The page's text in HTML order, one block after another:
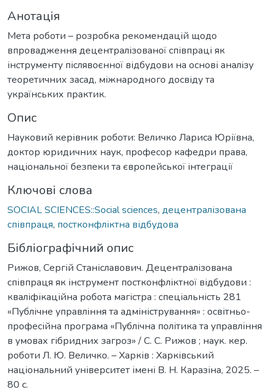
Анотація
Мета роботи – розробка рекомендацій щодо
впровадження децентралізованої співпраці як
інструменту післявоєнної відбудови на основі аналізу
теоретичних засад, міжнародного досвіду та
українських практик.
Опис
Науковий керівник роботи: Величко Лариса Юріївна,
доктор юридичних наук, професор кафедри права,
національної безпеки та європейської інтеграції
Ключові слова
SOCIAL SCIENCES::Social sciences, децентралізована
співпраця, постконфліктна відбудова
Бібліографічний опис
Рижов, Сергій Станіславович. Децентралізована
співпраця як інструмент постконфліктної відбудови :
кваліфікаційна робота магістра : спеціальність 281
«Публічне управління та адміністрування» : освітньо-
професійна програма «Публічна політика та управління
в умовах гібридних загроз» / С. С. Рижов ; наук. кер.
роботи Л. Ю. Величко. – Харків : Харківський
національний університет імені В. Н. Каразіна, 2025. –
80 с.